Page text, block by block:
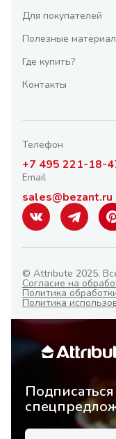
Для покупателей
Полезные
Где купить?
Контакты
Телефон
+7 495 221-18-
Email
sales@bezant.ru
© Attribute 2025.
Согласие на
Политика
Политика